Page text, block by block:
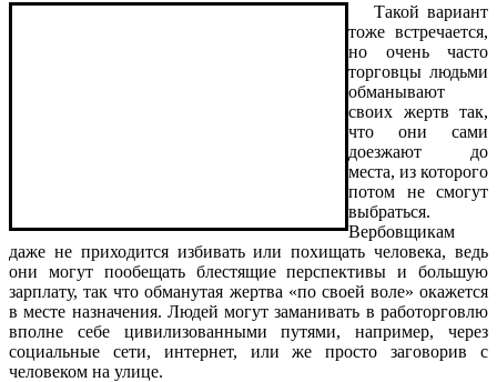
Такой вариант
тоже встречается,
но очень часто
торговцы людьми
обманывают
своих жертв так,
что они сами
доезжают до
места, из которого
потом не смогут
выбраться.
Вербовщикам
даже не приходится избивать или похищать человека, ведь
они могут пообещать блестящие перспективы и большую
зарплату, так что обманутая жертва «по своей воле» окажется
в месте назначения. Людей могут заманивать в работорговлю
вполне себе цивилизованными путями, например, через
социальные сети, интернет, или же просто заговорив с
человеком на улице.